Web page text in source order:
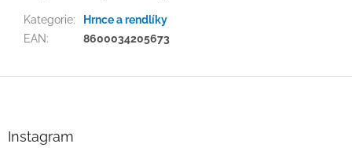
Kategorie:
Hrnce a rendlíky
EAN: 8600034205673
Instagram